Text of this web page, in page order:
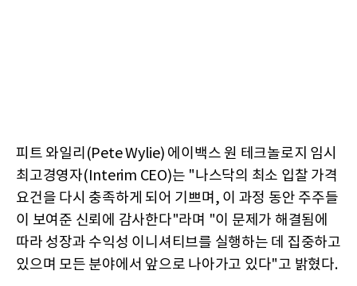
피트 와일리(Pete Wylie) 에이백스 원 테크놀로지 임시
최고경영자(Interim CEO)는 "나스닥의 최소 입찰 가격
요건을 다시 충족하게 되어 기쁘며, 이 과정 동안 주주들
이 보여준 신뢰에 감사한다"라며 "이 문제가 해결됨에
따라 성장과 수익성 이니셔티브를 실행하는 데 집중하고
있으며 모든 분야에서 앞으로 나아가고 있다"고 밝혔다.